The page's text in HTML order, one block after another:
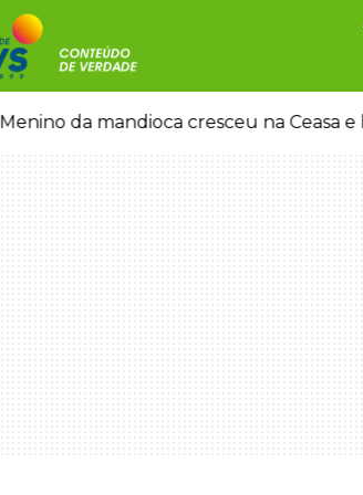
Menino da mandioca cresceu na Ceasa